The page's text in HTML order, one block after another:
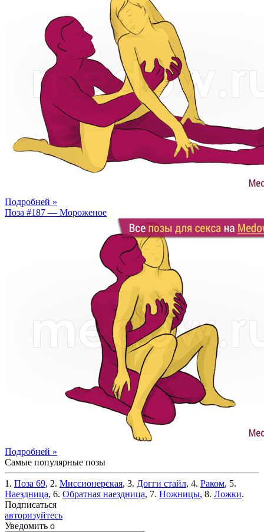
Подробней »
Поза #187 — Мороженое
Подробней »
Самые популярные позы
1. Поза 69, 2. Миссионерская, 3. Догги стайл, 4. Раком, 5.
Наездница, 6. Обратная наездница, 7. Ножницы, 8. Ложки.
Подписаться
авторизуйтесь
Уведомить о